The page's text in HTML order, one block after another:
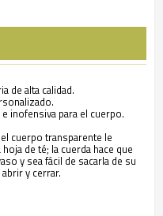
de alta calidad.
inofensiva para el cuerpo.
cuerpo transparente le
de té; la cuerda hace que
y sea fácil de sacarla de su
y cerrar.